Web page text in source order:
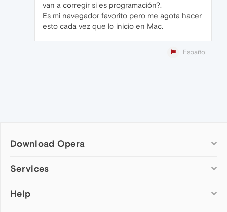
van a corregir si es programación?.
Es mi navegador favorito pero me agota hacer
esto cada vez que lo inicio en Mac.
Español
Download Opera
Computer browsers
Opera for Mac
Services
Add-ons
Help